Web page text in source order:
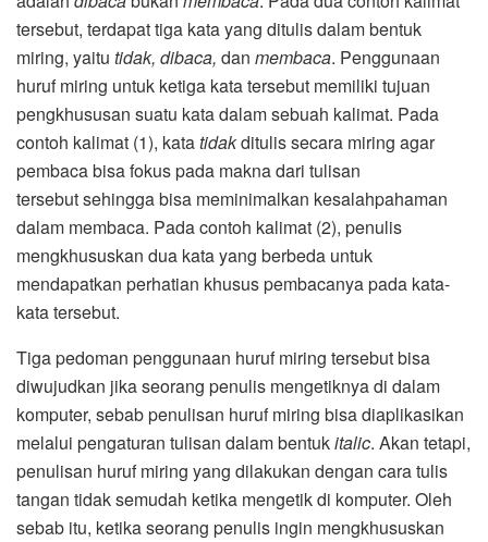
tersebut, terdapat tiga kata yang ditulis dalam bentuk
miring, yaitu tidak, dibaca, dan membaca. Penggunaan
huruf miring untuk ketiga kata tersebut memiliki tujuan
pengkhususan suatu kata dalam sebuah kalimat. Pada
contoh kalimat (1), katatidakditulis secara miring agar
pembaca bisa fokus pada makna dari tulisan
tersebut sehingga bisa meminimalkan kesalahpahaman
dalam membaca. Pada contoh kalimat (2), penulis
mengkhususkan dua kata yang berbeda untuk
mendapatkan perhatian khusus pembacanya pada kata-
kata tersebut.
Tiga pedoman penggunaan huruf miring tersebut bisa
diwujudkan jika seorang penulis mengetiknya di dalam
komputer, sebab penulisan huruf miring bisa diaplikasikan
melalui pengaturan tulisan dalam bentukitalic. Akan tetapi,
penulisan huruf miring yang dilakukan dengan cara tulis
tangan tidak semudah ketika mengetik di komputer. Oleh
sebab itu, ketika seorang penulis ingin mengkhususkan